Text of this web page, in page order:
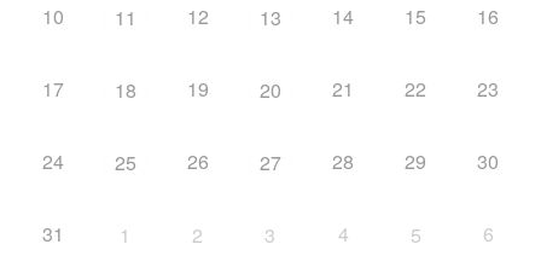
10 11 12 13 14 15 16
17 18 19 20 21 22 23
24 25 26 27 28 29 30
31 1 2 3 4 5 6